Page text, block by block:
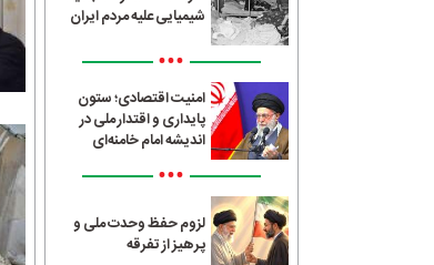
شیمیایی علیه مردم ایران
•••
امنیت اقتصادی؛ ستون
پایداری و اقتدار ملی در
اندیشه امام خامنه‌ای
•••
لزوم حفظ وحدت ملی و
پرهیز از تفرقه